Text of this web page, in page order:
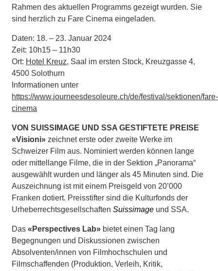
Rahmen des aktuellen Programms gezeigt wurden. Sie
sind herzlich zu Fare Cinema eingeladen.
Daten: 18. – 23. Januar 2024
Zeit: 10h15 – 11h30
Ort: Hotel Kreuz, Saal im ersten Stock, Kreuzgasse 4,
4500 Solothurn
Informationen unter
https://www.journeesdesoleure.ch/de/festival/sektionen/fare-
cinema
VON SUISSIMAGE UND SSA GESTIFTETE PREISE
«Visioni» zeichnet erste oder zweite Werke im
Schweizer Film aus. Nominiert werden können lange
oder mittellange Filme, die in der Sektion „Panorama“
ausgewählt wurden und länger als 45 Minuten sind. Die
Auszeichnung ist mit einem Preisgeld von 20’000
Franken dotiert. Preisstifter sind die Kulturfonds der
Urheberrechtsgesellschaften Suissimage und SSA.
Das «Perspectives Lab» bietet einen Tag lang
Begegnungen und Diskussionen zwischen
Absolventen/innen von Filmhochschulen und
Filmschaffenden (Produktion, Verleih, Kritik,